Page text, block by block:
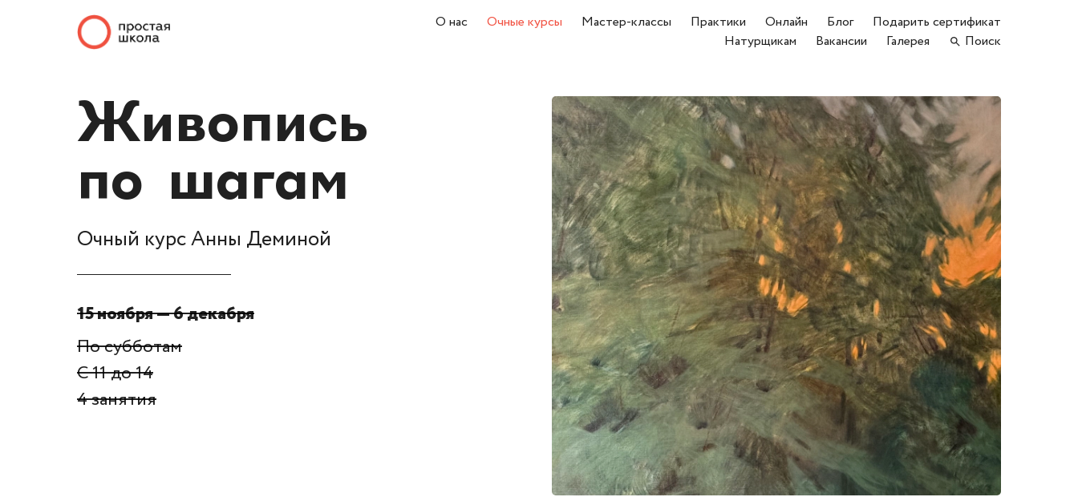
О нас Очные курсы Мастер-классы Практики Онлайн Блог
Подарить сертификат
Натурщикам
Вакансии Галерея Поиск
Живопись
по шагам
Очный курс Анны Деминой
15 ноября — 6 декабря
По субботам
С 11 до 14
4 занятия